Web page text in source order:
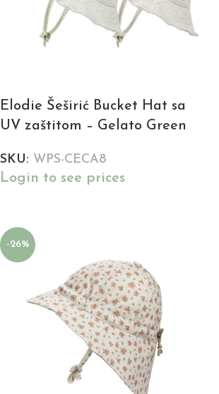
Elodie Šeširić Bucket Hat sa
UV zaštitom – Gelato Green
SKU: WPS-CECA8
Login to see prices
-26%